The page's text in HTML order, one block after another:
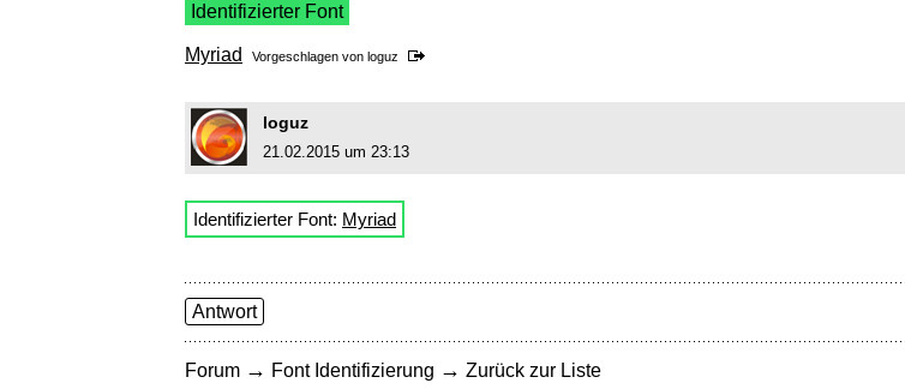
Identifizierter Font
Myriad Vorgeschlagen von loguz
loguz
21.02.2015 um 23:13
Identifizierter Font: Myriad
Antwort
Forum → Font Identifizierung → Zurück zur Liste